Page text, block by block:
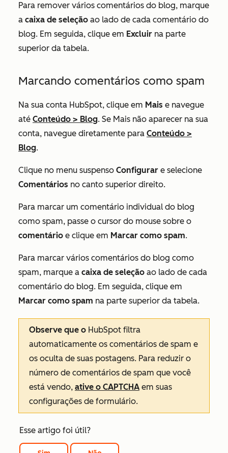
Para remover vários comentários do blog, marque
a caixa de seleção ao lado de cada comentário do
blog. Em seguida, clique em Excluir na parte
superior da tabela.
Marcando comentários como spam
Na sua conta HubSpot, clique em Mais e navegue
até Conteúdo > Blog. Se Mais não aparecer na sua
conta, navegue diretamente para Conteúdo >
Blog.
Clique no menu suspenso Configurar e selecione
Comentários no canto superior direito.
Para marcar um comentário individual do blog
como spam, passe o cursor do mouse sobre o
comentário e clique em Marcar como spam.
Para marcar vários comentários do blog como
spam, marque a caixa de seleção ao lado de cada
comentário do blog. Em seguida, clique em
Marcar como spam na parte superior da tabela.
Observe que o HubSpot filtra
automaticamente os comentários de spam e
os oculta de suas postagens. Para reduzir o
número de comentários de spam que você
está vendo, ative o CAPTCHA em suas
configurações de formulário.
Esse artigo foi útil?